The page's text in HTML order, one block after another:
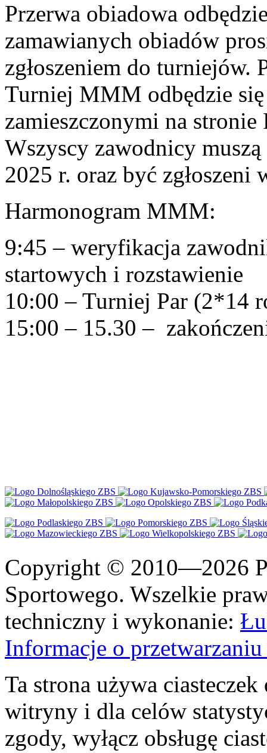
Przerwa obiadowa
zamawianych obiadów
zgłoszeniem do turniejów.
Turniej MMM odbędzie
zamieszczonymi na stronie
Wszyscy zawodnicy muszą
2025 r. oraz być zgłoszeni
Harmonogram MMM:
9:45 – weryfikacja
startowych i rozstawienie
10:00 – Turniej Par (2*14
15:00 – 15.30 –
Copyright © 2010—2026
Sportowego. Wszelkie
techniczny i wykonanie:
Informacje o
Ta strona używa
witryny i dla celów
zgody, wyłącz obsługę